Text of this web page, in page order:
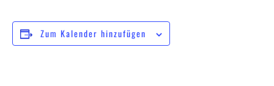
Zum Kalender hinzufügen